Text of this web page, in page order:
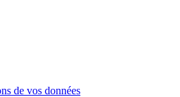
de vos données